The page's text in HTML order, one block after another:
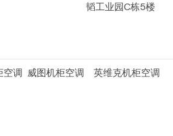
韬工业园C栋5楼
空调 威图机柜空调 英维克机柜空调